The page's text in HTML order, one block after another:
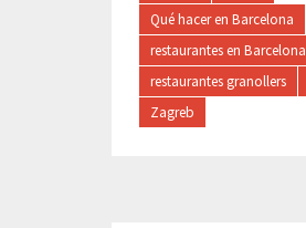
Qué hacer en Barcelona
restaurantes en Barcelona
restaurantes granollers
Zagreb